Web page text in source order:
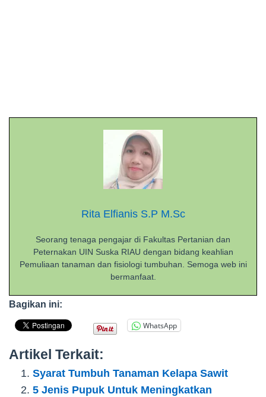
Rita Elfianis S.P M.Sc
Seorang tenaga pengajar di Fakultas Pertanian dan
Peternakan UIN Suska RIAU dengan bidang keahlian
Pemuliaan tanaman dan fisiologi tumbuhan. Semoga web ini
bermanfaat.
Bagikan ini:
WhatsApp
Artikel Terkait:
Syarat Tumbuh Tanaman Kelapa Sawit
5 Jenis Pupuk Untuk Meningkatkan